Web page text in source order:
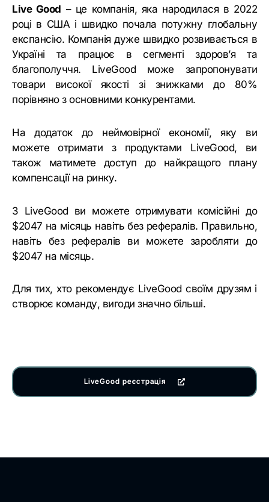
Live Good – це компанія, яка народилася в 2022
році в США і швидко почала потужну глобальну
експансію. Компанія дуже швидко розвивається в
Україні та працює в сегменті здоров’я та
благополуччя. LiveGood може запропонувати
товари високої якості зі знижками до 80%
порівняно з основними конкурентами.
На додаток до неймовірної економії, яку ви
можете отримати з продуктами LiveGood, ви
також матимете доступ до найкращого плану
компенсації на ринку.
З LiveGood ви можете отримувати комісійні до
$2047 на місяць навіть без рефералів. Правильно,
навіть без рефералів ви можете заробляти до
$2047 на місяць.
Для тих, хто рекомендує LiveGood своїм друзям і
створює команду, вигоди значно більші.
LiveGood реєстрація